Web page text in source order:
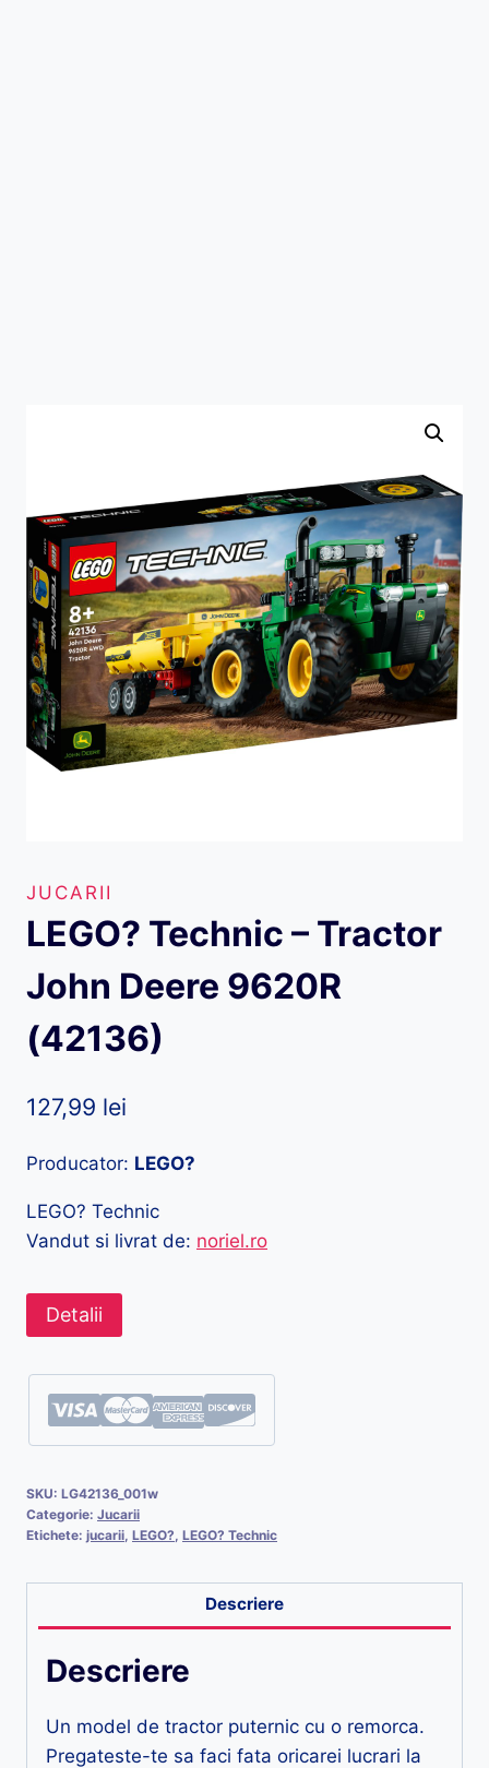
JUCARII
LEGO? Technic – Tractor
John Deere 9620R
(42136)
127,99 lei
Producator: LEGO?
LEGO? Technic
Vandut si livrat de: noriel.ro
Detalii
SKU: LG42136_001w
Categorie: Jucarii
Etichete: jucarii LEGO? LEGO? Technic
Descriere
Descriere
Un model de tractor puternic cu o remorca.
Pregateste-te sa faci fata oricarei lucrari la